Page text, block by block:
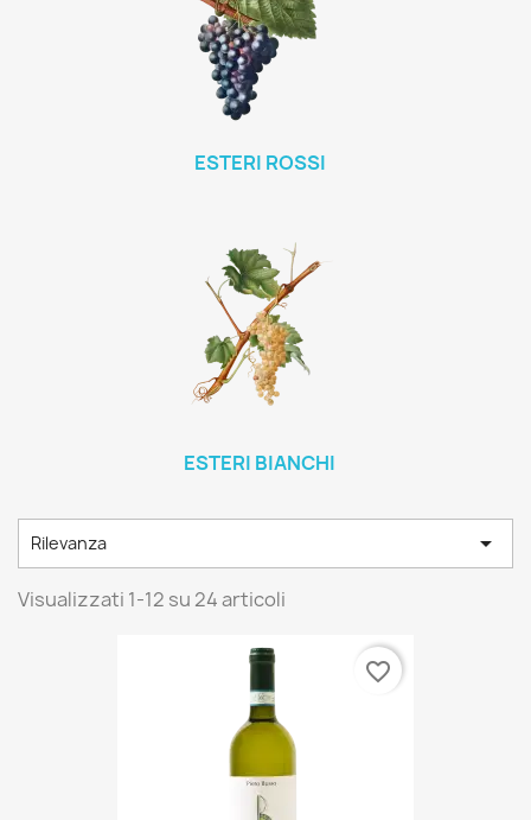
ESTERI ROSSI
ESTERI BIANCHI
Rilevanza 
Visualizzati 1-12 su 24 articoli
favorite_border